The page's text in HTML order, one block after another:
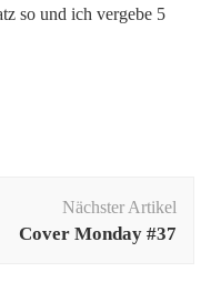
so und ich vergebe 5
Nächster Artikel
Cover Monday #37